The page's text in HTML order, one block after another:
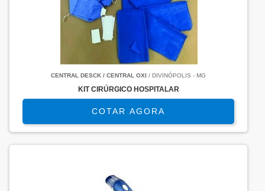
CENTRAL DESCK / CENTRAL OXI/ DIVINÓPOLIS - MG
KIT CIRÚRGICO HOSPITALAR
COTAR AGORA